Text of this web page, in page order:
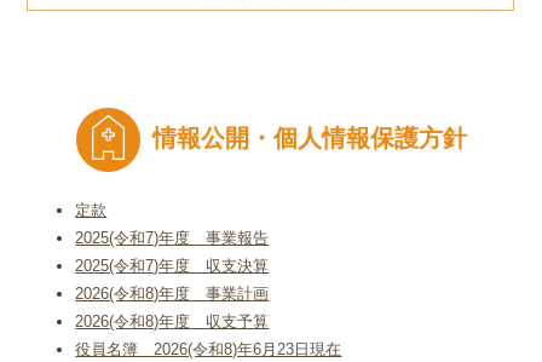
情報公開・個人情報保護方針
定款
2025(令和7)年度 事業報告
2025(令和7)年度 収支決算
2026(令和8)年度 事業計画
2026(令和8)年度 収支予算
役員名簿 2026(令和8)年6月23日現在